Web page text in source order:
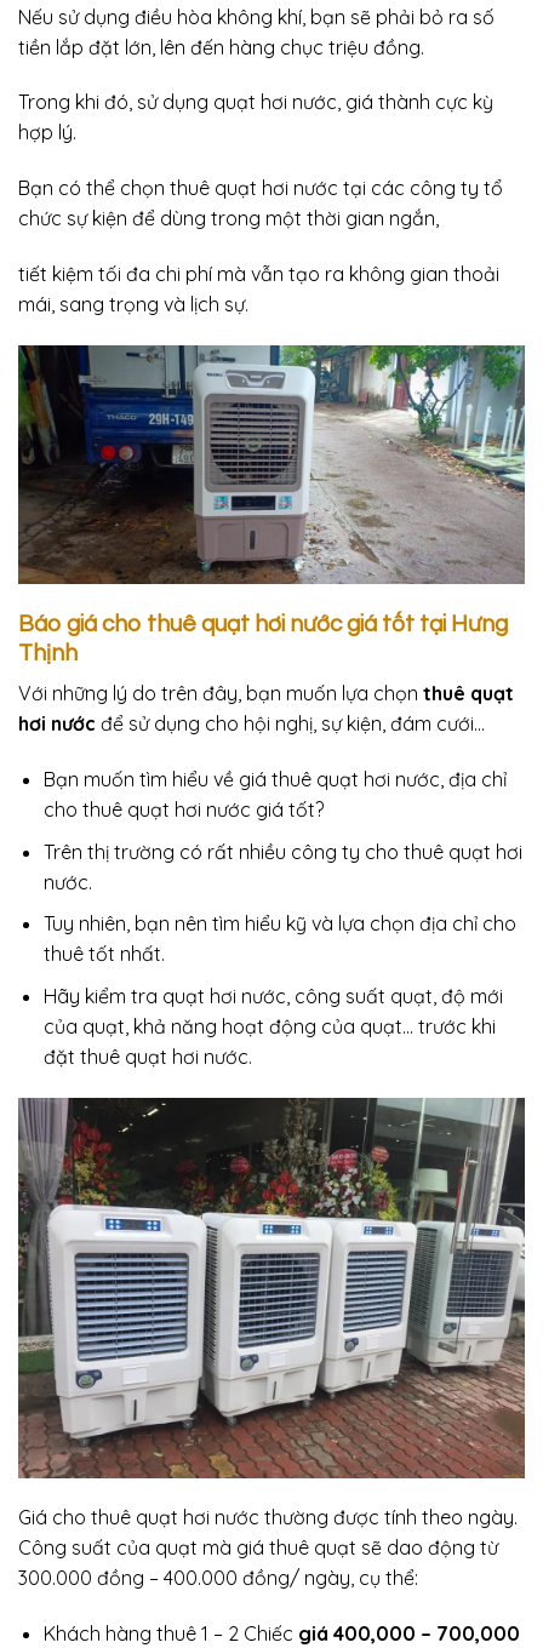
Nếu sử dụng điều hòa không khí, bạn sẽ phải bỏ ra số
tiền lắp đặt lớn, lên đến hàng chục triệu đồng.
Trong khi đó, sử dụng quạt hơi nước, giá thành cực kỳ
hợp lý.
Bạn có thể chọn thuê quạt hơi nước tại các công ty tổ
chức sự kiện để dùng trong một thời gian ngắn,
tiết kiệm tối đa chi phí mà vẫn tạo ra không gian thoải
mái, sang trọng và lịch sự.
Báo giá cho thuê quạt hơi nước giá tốt tại Hưng
Thịnh
Với những lý do trên đây, bạn muốn lựa chọn thuê quạt
hơi nước để sử dụng cho hội nghị, sự kiện, đám cưới…
Bạn muốn tìm hiểu về giá thuê quạt hơi nước, địa chỉ
cho thuê quạt hơi nước giá tốt?
Trên thị trường có rất nhiều công ty cho thuê quạt hơi
nước.
Tuy nhiên, bạn nên tìm hiểu kỹ và lựa chọn địa chỉ cho
thuê tốt nhất.
Hãy kiểm tra quạt hơi nước, công suất quạt, độ mới
của quạt, khả năng hoạt động của quạt… trước khi
đặt thuê quạt hơi nước.
Giá cho thuê quạt hơi nước thường được tính theo ngày.
Công suất của quạt mà giá thuê quạt sẽ dao động từ
300.000 đồng – 400.000 đồng/ ngày, cụ thể:
Khách hàng thuê 1 – 2 Chiếc giá 400,000 – 700,000